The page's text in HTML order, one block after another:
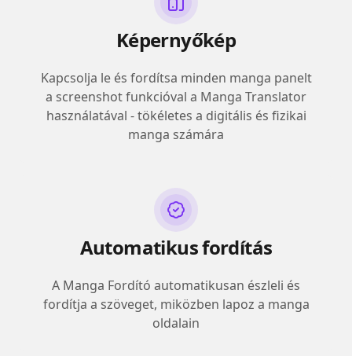
Képernyőkép
Kapcsolja le és fordítsa minden manga panelt
a screenshot funkcióval a Manga Translator
használatával - tökéletes a digitális és fizikai
manga számára
Automatikus fordítás
A Manga Fordító automatikusan észleli és
fordítja a szöveget, miközben lapoz a manga
oldalain